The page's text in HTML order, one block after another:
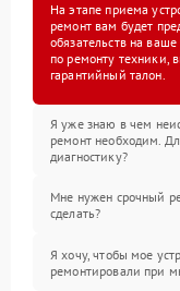
На этапе приема
ремонт вам будет
обязательств на
по ремонту техники,
гарантийный талон.
Я уже знаю в чем
ремонт необходим.
диагностику?
Мне нужен срочный
сделать?
Я хочу, чтобы мое
ремонтировали при